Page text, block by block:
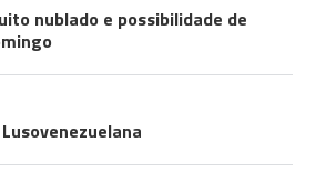
nublado e possibilidade de